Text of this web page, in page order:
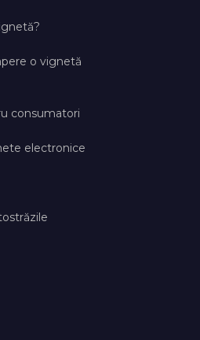
o vignetă
consumatori
electronice